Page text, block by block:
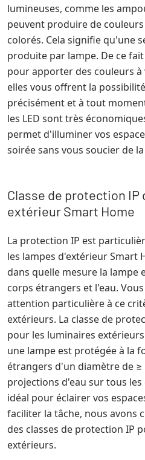
lumineuses, comme les
peuvent produire de
colorés. Cela signifie qu'une
produite par lampe. De ce
pour apporter des couleurs
elles vous offrent la
précisément et à tout
les LED sont très
permet d'illuminer vos
soirée sans vous soucier de
Classe de protection IP
extérieur Smart Home
La protection IP est
les lampes d'extérieur Smart
dans quelle mesure la lampe
corps étrangers et l'eau.
attention particulière à ce
extérieurs. La classe de
pour les luminaires
une lampe est protégée à la
étrangers d'un diamètre de ≥
projections d'eau sur tous les
idéal pour éclairer vos
faciliter la tâche, nous avons
des classes de protection IP
extérieurs.